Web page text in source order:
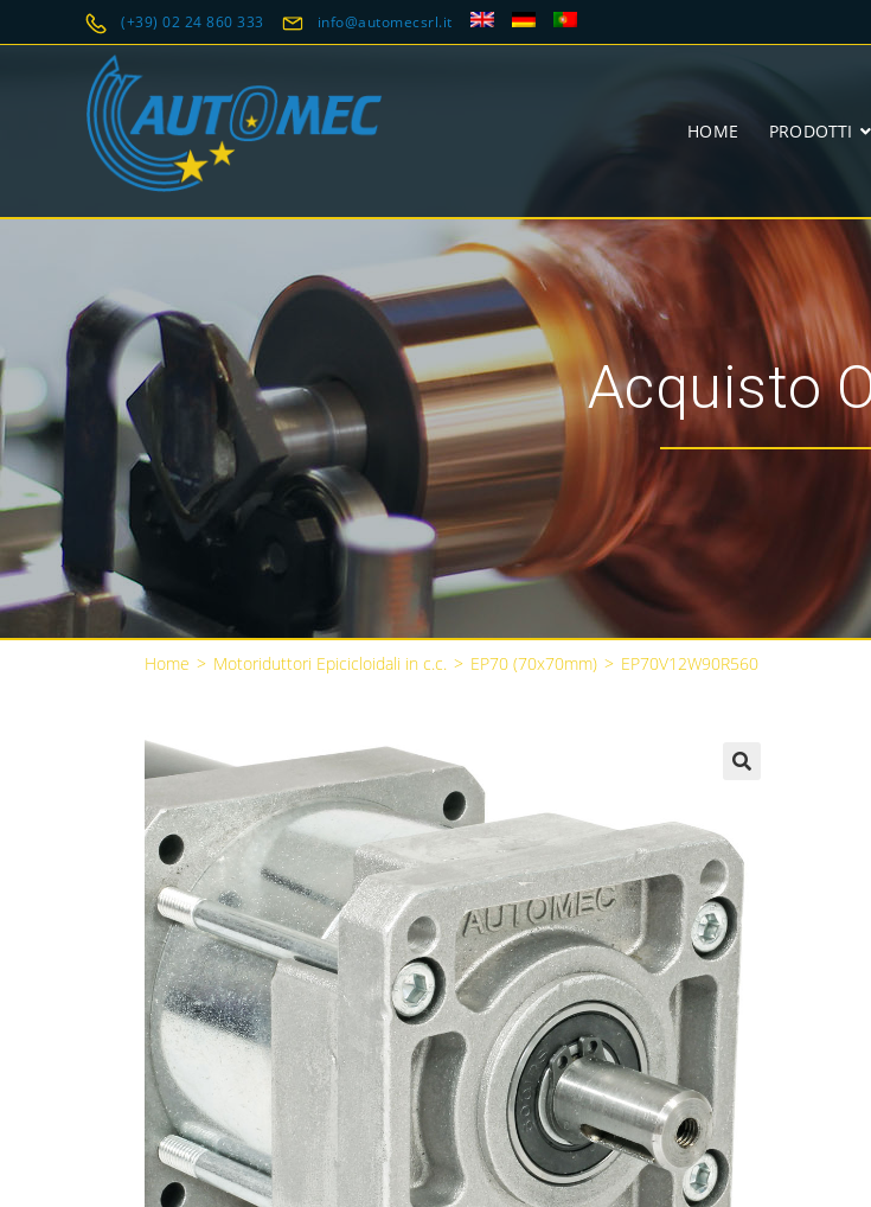
(+39) 02 24 860 333 info@automecsrl.it
HOME PRODOTTI
Acquisto
Home > Motoriduttori Epicicloidali in c.c. > EP70 (70x70mm) > EP70V12W90R560